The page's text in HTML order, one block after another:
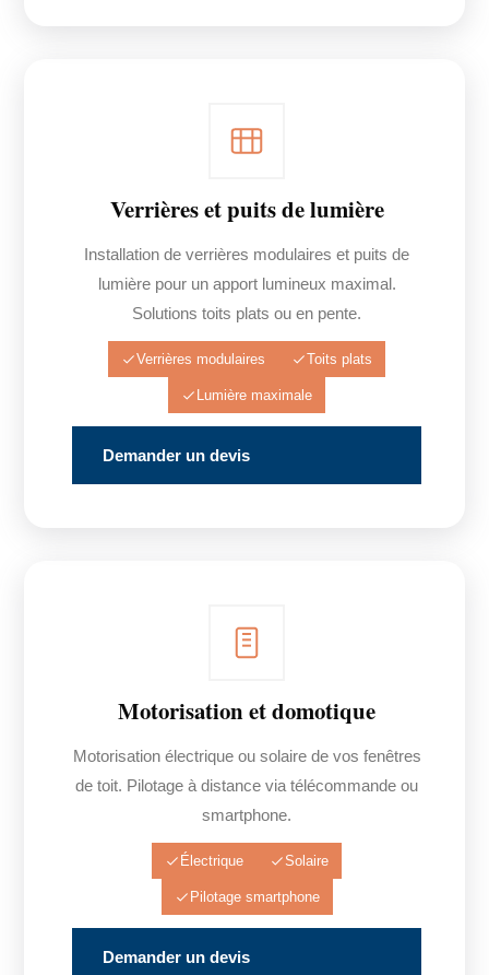
Verrières et puits de lumière
Installation de verrières modulaires et puits de
lumière pour un apport lumineux maximal.
Solutions toits plats ou en pente.
Verrières modulaires Toits plats
Lumière maximale
Demander un devis
Motorisation et domotique
Motorisation électrique ou solaire de vos fenêtres
de toit. Pilotage à distance via télécommande ou
smartphone.
Électrique Solaire
Pilotage smartphone
Demander un devis